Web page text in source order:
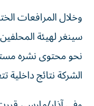
وخلال المرافعات
سينغر لهيئة
نحو محتوى نشره
الشركة نتائج داخلية